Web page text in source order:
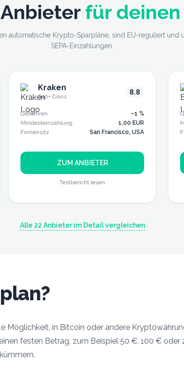
für
automatische Krypto-Sparpläne, sind EU-reguliert und
SEPA-Einzahlungen.
Kraken
640+ Coins
8.8
Gebühren
~1 %
Mindesteinzahlung
1,00 EUR
Firmensitz
San Francisco, USA
ZUM ANBIETER
Testbericht lesen
Alle 22 Anbieter im Detail vergleichen
Möglichkeit, in Bitcoin oder andere
festen Betrag, zum Beispiel 50 €, 100 €